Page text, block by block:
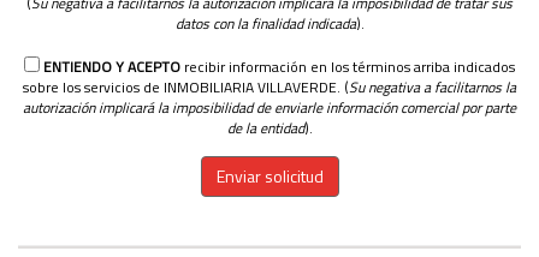
datos con la finalidad indicada).
ENTIENDO Y ACEPTO recibir información en los términos arriba indicados
sobre los servicios de INMOBILIARIA VILLAVERDE. (Su negativa a facilitarnos la
autorización implicará la imposibilidad de enviarle información comercial por parte
de la entidad).
Enviar solicitud